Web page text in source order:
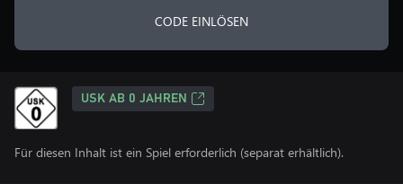
CODE EINLÖSEN
USK AB 0 JAHREN
Für diesen Inhalt ist ein Spiel erforderlich (separat erhältlich).